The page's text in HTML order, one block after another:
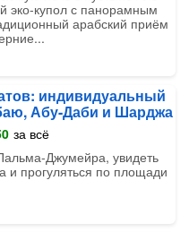
эко-купол с панорамным
арабский приём
индивидуальный
Абу-Даби и Шарджа
за всё
Джумейра, увидеть
и прогуляться по площади